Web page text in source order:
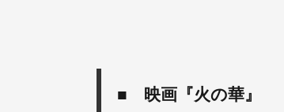
■ 映画『火の華』